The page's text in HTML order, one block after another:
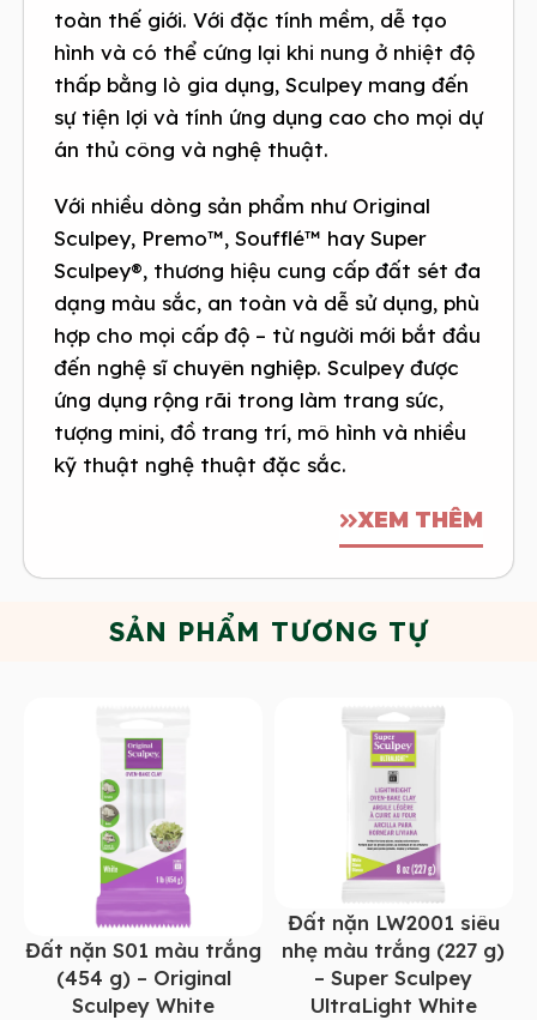
toàn thế giới. Với đặc tính mềm, dễ tạo
hình và có thể cứng lại khi nung ở nhiệt độ
thấp bằng lò gia dụng, Sculpey mang đến
sự tiện lợi và tính ứng dụng cao cho mọi dự
án thủ công và nghệ thuật.
Với nhiều dòng sản phẩm như Original
Sculpey, Premo™, Soufflé™ hay Super
Sculpey®, thương hiệu cung cấp đất sét đa
dạng màu sắc, an toàn và dễ sử dụng, phù
hợp cho mọi cấp độ – từ người mới bắt đầu
đến nghệ sĩ chuyên nghiệp. Sculpey được
ứng dụng rộng rãi trong làm trang sức,
tượng mini, đồ trang trí, mô hình và nhiều
kỹ thuật nghệ thuật đặc sắc.
XEM THÊM
SẢN PHẨM TƯƠNG TỰ
Đất nặn S01 màu trắng
(454 g) – Original
Sculpey White
Đất nặn LW2001 siêu
nhẹ màu trắng (227 g)
– Super Sculpey
UltraLight White